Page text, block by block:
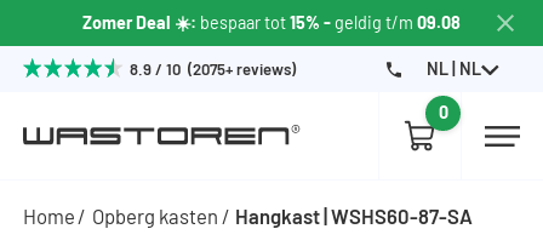
Zomer Deal ☀️: bespaar tot15% -geldig t/m 09.08
8.9 / 10 (2075+ reviews) NL | NL
0
Home Opberg kasten Hangkast | WSHS60-87-SA